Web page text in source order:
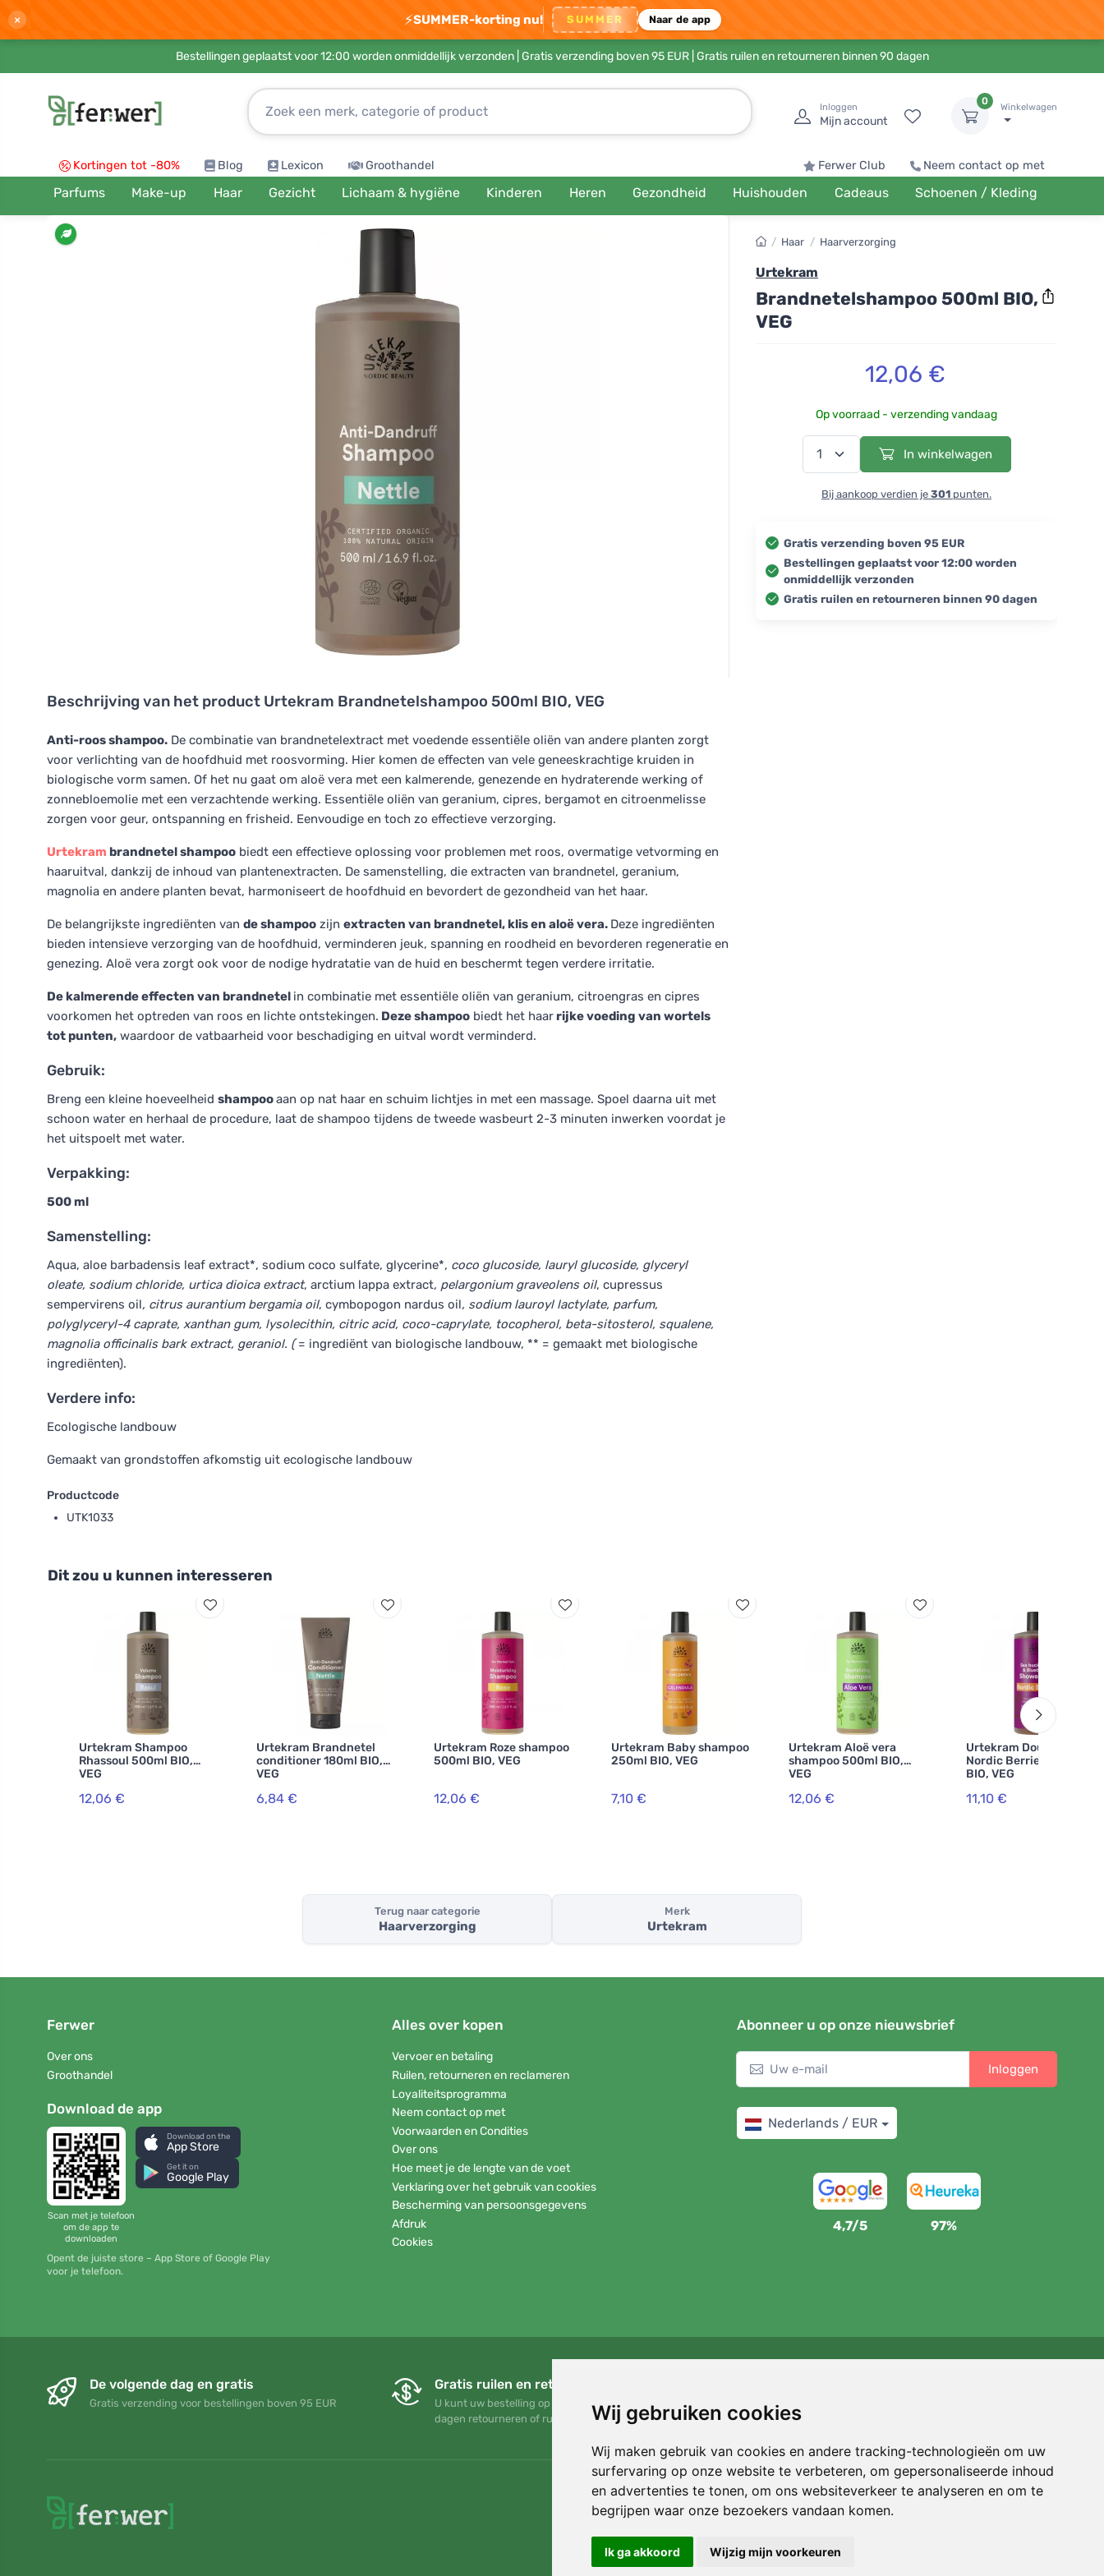
Wij gebruiken cookies
Wij maken gebruik van cookies en andere tracking-technologieën om uw
surfervaring op onze website te verbeteren, om gepersonaliseerde inhoud
en advertenties te tonen, om ons websiteverkeer te analyseren en om te
begrijpen waar onze bezoekers vandaan komen.
Ik ga akkoord Wijzig mijn voorkeuren
× ⚡SUMMER-korting nu! SUMMER Naar de app
Bestellingen geplaatst voor 12:00 worden onmiddellijk verzonden | Gratis verzending boven 95 EUR| Gratis ruilen en retourneren binnen 90 dagen
Inloggen
Mijn account
0
Winkelwagen
Kortingen tot -80% Blog Lexicon Groothandel Ferwer Club Neem contact op met
Parfums Make-up Haar Gezicht Lichaam & hygiëne Kinderen Heren Gezondheid Huishouden Cadeaus Schoenen / Kleding
Beschrijving van het product Urtekram Brandnetelshampoo 500ml BIO, VEG
Anti-roos shampoo. De combinatie van brandnetelextract met voedende essentiële oliën van andere planten zorgt
voor verlichting van de hoofdhuid met roosvorming. Hier komen de effecten van vele geneeskrachtige kruiden in
biologische vorm samen. Of het nu gaat om aloë vera met een kalmerende, genezende en hydraterende werking of
zonnebloemolie met een verzachtende werking. Essentiële oliën van geranium, cipres, bergamot en citroenmelisse
zorgen voor geur, ontspanning en frisheid. Eenvoudige en toch zo effectieve verzorging.
Urtekram brandnetel shampoo biedt een effectieve oplossing voor problemen met roos, overmatige vetvorming en
haaruitval, dankzij de inhoud van plantenextracten. De samenstelling, die extracten van brandnetel, geranium,
magnolia en andere planten bevat, harmoniseert de hoofdhuid en bevordert de gezondheid van het haar.
De belangrijkste ingrediënten van de shampoo zijn extracten van brandnetel, klis en aloë vera. Deze ingrediënten
bieden intensieve verzorging van de hoofdhuid, verminderen jeuk, spanning en roodheid en bevorderen regeneratie en
genezing. Aloë vera zorgt ook voor de nodige hydratatie van de huid en beschermt tegen verdere irritatie.
De kalmerende effecten van brandnetel in combinatie met essentiële oliën van geranium, citroengras en cipres
voorkomen het optreden van roos en lichte ontstekingen. Deze shampoo biedt het haar rijke voeding van wortels
tot punten, waardoor de vatbaarheid voor beschadiging en uitval wordt verminderd.
Gebruik:
Breng een kleine hoeveelheid shampooaan op nat haar en schuim lichtjes in met een massage. Spoel daarna uit met
schoon water en herhaal de procedure, laat de shampoo tijdens de tweede wasbeurt 2-3 minuten inwerken voordat je
het uitspoelt met water.
Verpakking:
500 ml
Samenstelling:
Aqua, aloe barbadensis leaf extract*, sodium coco sulfate, glycerine*, coco glucoside, lauryl glucoside, glyceryl
oleate, sodium chloride, urtica dioica extract, arctium lappa extract, pelargonium graveolens oil, cupressus
sempervirens oil, citrus aurantium bergamia oil, cymbopogon nardus oil, sodium lauroyl lactylate, parfum,
polyglyceryl-4 caprate, xanthan gum, lysolecithin, citric acid, coco-caprylate, tocopherol, beta-sitosterol, squalene,
magnolia officinalis bark extract, geraniol. (= ingrediënt van biologische landbouw, ** = gemaakt met biologische
ingrediënten).
Verdere info:
Ecologische landbouw
Gemaakt van grondstoffen afkomstig uit ecologische landbouw
Productcode
UTK1033
/ Haar / Haarverzorging
Urtekram
Brandnetelshampoo 500ml BIO,
VEG
12,06 €
Op voorraad - verzending vandaag
In winkelwagen
Bij aankoop verdien je 301 punten.
Gratis verzending boven 95 EUR
Bestellingen geplaatst voor 12:00 worden
onmiddellijk verzonden
Gratis ruilen en retourneren binnen 90 dagen
Dit zou u kunnen interesseren
Urtekram Shampoo
Rhassoul 500ml BIO,
VEG
12,06 €
Urtekram Brandnetel
conditioner 180ml BIO,
VEG
6,84 €
Urtekram Roze shampoo
500ml BIO, VEG
12,06 €
Urtekram Baby shampoo
250ml BIO, VEG
7,10 €
Urtekram Aloë vera
shampoo 500ml BIO,
VEG
12,06 €
Urtekram Douchegel
Nordic Berries 500ml
BIO, VEG
11,10 €
Terug naar categorie
Haarverzorging
Merk
Urtekram
Ferwer
Over ons
Groothandel
Download de app
Scan met je telefoon
om de app te
downloaden
Download on the
App Store
Get it on
Google Play
Opent de juiste store – App Store of Google Play
voor je telefoon.
Alles over kopen
Vervoer en betaling
Ruilen, retourneren en reclameren
Loyaliteitsprogramma
Neem contact op met
Voorwaarden en Condities
Over ons
Hoe meet je de lengte van de voet
Verklaring over het gebruik van cookies
Bescherming van persoonsgegevens
Afdruk
Cookies
Abonneer u op onze nieuwsbrief
Inloggen
Nederlands / EUR
4,7/5 97%
De volgende dag en gratis
Gratis verzending voor bestellingen boven 95 EUR
Gratis ruilen en retourneren
U kunt uw bestelling op elk gewenst moment binnen 90
dagen retourneren of ruilen
Over ons